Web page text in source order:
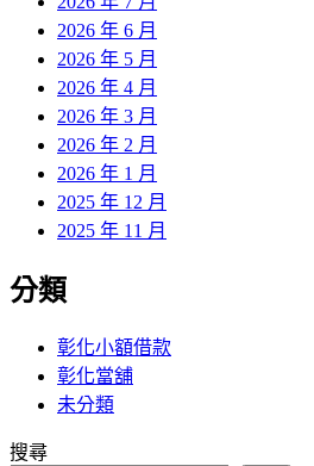
2026 年 6 月
2026 年 5 月
2026 年 4 月
2026 年 3 月
2026 年 2 月
2026 年 1 月
2025 年 12 月
2025 年 11 月
分類
彰化小額借款
彰化當舖
未分類
搜尋